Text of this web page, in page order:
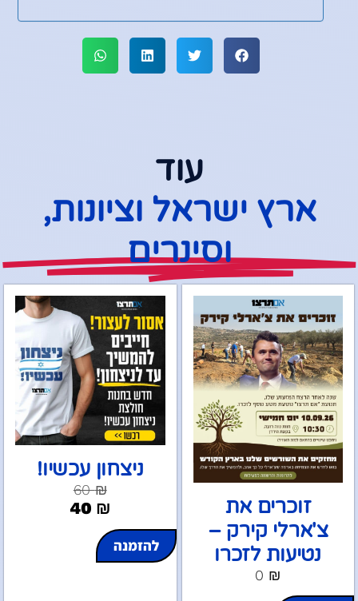
עוד
ארץ ישראל וציונות,
וסינרים
זוכרים את
צ'ארלי קירק –
נטיעות לזכרו
0 ₪
ניצחון עכשיו!
60₪
40 ₪
להזמנה